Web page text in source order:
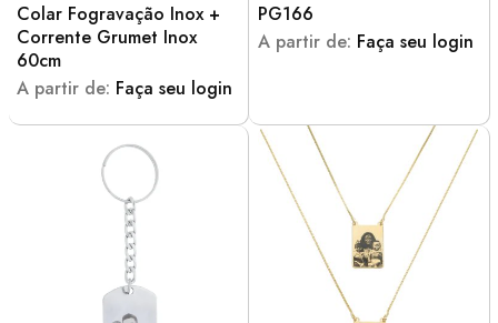
Colar Fogravação Inox +
Corrente Grumet Inox
60cm
A partir de: Faça seu login
PG166
A partir de: Faça seu login